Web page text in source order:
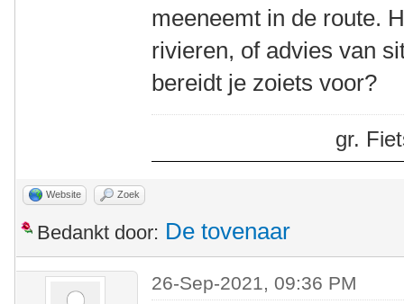
meeneemt in de route.
rivieren, of advies van
bereidt je zoiets voor?
gr.
Website Zoek
Bedankt door: De tovenaar
26-Sep-2021, 09:36 PM